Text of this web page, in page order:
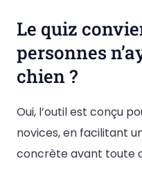
Le quiz
personnes
chien ?
Oui, l’outil est conçu
novices, en facilitant
concrète avant toute